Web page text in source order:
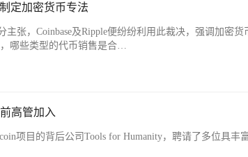
定加密货币专法
张，Coinbase及Ripple便纷纷利用此裁决，强调加密货
哪些类型的代币销售是合…
高管加入
项目的背后公司Tools for Humanity，聘请了多位具丰